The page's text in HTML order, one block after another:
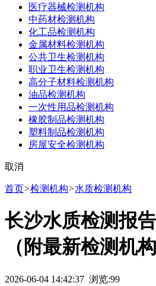
医疗器械检测机构
中药材检测机构
化工品检测机构
金属材料检测机构
公共卫生检测机构
职业卫生检测机构
高分子材料检测机构
油品检测机构
一次性用品检测机构
橡胶制品检测机构
塑料制品检测机构
房屋安全检测机构
取消
首页>检测机构>水质检测机构
长沙水质检测报
（附最新检测机构
2026-06-04 14:42:37 浏览:99